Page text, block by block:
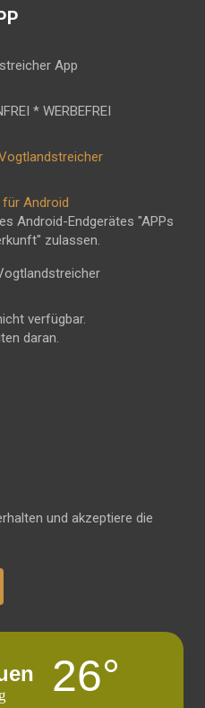
* WERBEFREI
Android
Android-Endgerätes "APPs
zulassen.
verfügbar.
daran.
und akzeptiere die
26°